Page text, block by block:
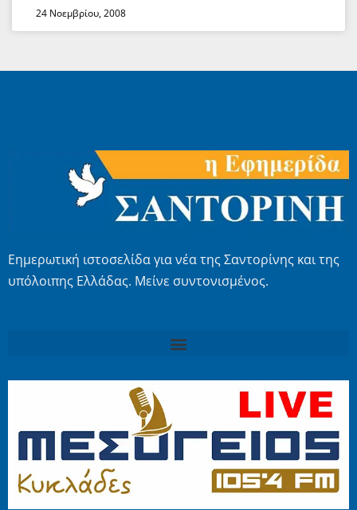
24 Νοεμβρίου, 2008
Εημερωτική ιστοσελίδα για νέα της Σαντορίνης και της
υπόλοιπης Ελλάδας. Μείνε συντονισμένος.